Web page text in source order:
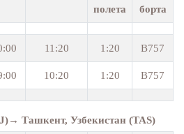
полета
борта
11:20 1:20 B757
10:20 1:20 B757
Ташкент, Узбекистан (TAS)